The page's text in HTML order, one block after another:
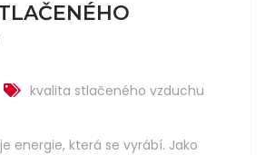
kvalita stlačeného vzduchu
energie, která se vyrábí. Jako